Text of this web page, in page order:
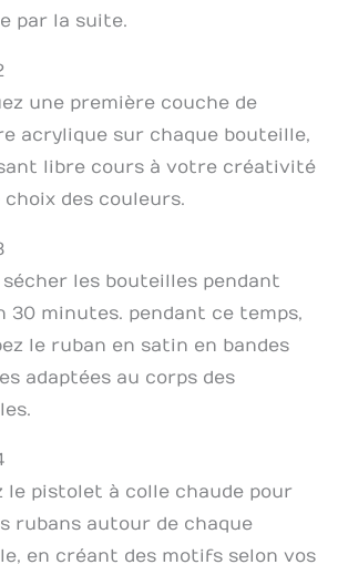
par la suite.
une première couche de
acrylique sur chaque bouteille,
libre cours à votre créativité
choix des couleurs.
sécher les bouteilles pendant
30 minutes. pendant ce temps,
le ruban en satin en bandes
adaptées au corps des
le pistolet à colle chaude pour
rubans autour de chaque
en créant des motifs selon vos